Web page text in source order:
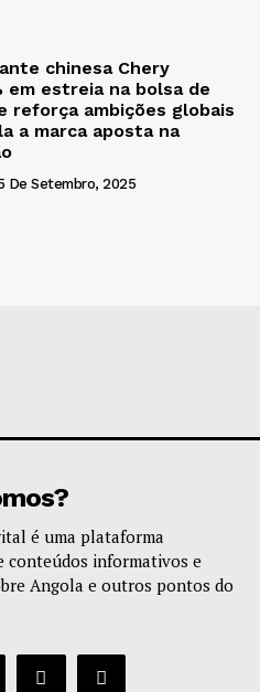
chinesa Chery
em estreia na bolsa de
reforça ambições globais
a marca aposta na
De Setembro, 2025
é uma plataforma
conteúdos informativos e
Angola e outros pontos do